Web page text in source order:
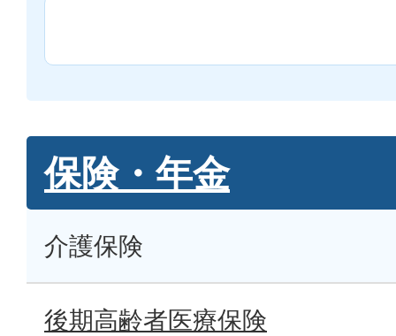
保険・年金
介護保険
後期高齢者医療保険